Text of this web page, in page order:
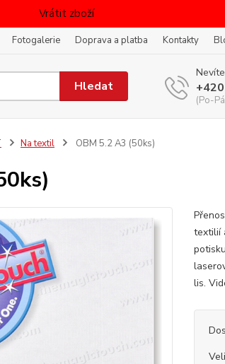
Vrátit zboží
Fotogalerie Doprava a platba Kontakty
Hledat
(Po-
Na textil OBM 5.2 A3 (50ks)
textilií
lis.